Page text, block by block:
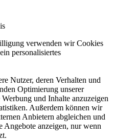
verwenden wir Cookies
personalisiertes
Nutzer, deren Verhalten und
Optimierung unserer
und Inhalte anzuzeigen
Außerdem können wir
Anbietern abgleichen und
Angebote anzeigen, nur wenn